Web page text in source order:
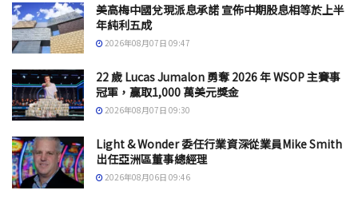
美高梅中國兌現派息承諾 宣佈中期股息相等於上半
年純利五成
2026年08月07日 09:47
22 歲 Lucas Jumalon 勇奪 2026 年 WSOP 主賽事
冠軍，贏取1,000 萬美元獎金
2026年08月07日 09:30
Light & Wonder 委任行業資深從業員Mike Smith
出任亞洲區董事總經理
2026年08月06日 09:46